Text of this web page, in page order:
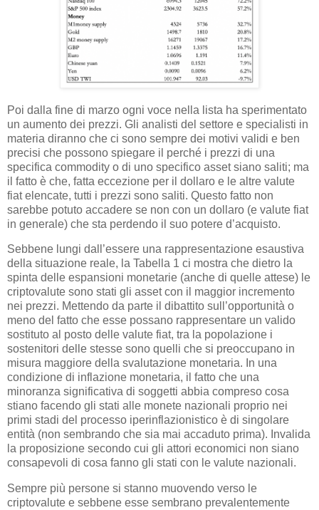
Poi dalla fine di marzo ogni voce nella lista ha sperimentato
un aumento dei prezzi. Gli analisti del settore e specialisti in
materia diranno che ci sono sempre dei motivi validi e ben
precisi che possono spiegare il perché i prezzi di una
specifica commodity o di uno specifico asset siano saliti; ma
il fatto è che, fatta eccezione per il dollaro e le altre valute
fiat elencate, tutti i prezzi sono saliti. Questo fatto non
sarebbe potuto accadere se non con un dollaro (e valute fiat
in generale) che sta perdendo il suo potere d’acquisto.
Sebbene lungi dall’essere una rappresentazione esaustiva
della situazione reale, la Tabella 1 ci mostra che dietro la
spinta delle espansioni monetarie (anche di quelle attese) le
criptovalute sono stati gli asset con il maggior incremento
nei prezzi. Mettendo da parte il dibattito sull’opportunità o
meno del fatto che esse possano rappresentare un valido
sostituto al posto delle valute fiat, tra la popolazione i
sostenitori delle stesse sono quelli che si preoccupano in
misura maggiore della svalutazione monetaria. In una
condizione di inflazione monetaria, il fatto che una
minoranza significativa di soggetti abbia compreso cosa
stiano facendo gli stati alle monete nazionali proprio nei
primi stadi del processo iperinflazionistico è di singolare
entità (non sembrando che sia mai accaduto prima). Invalida
la proposizione secondo cui gli attori economici non siano
consapevoli di cosa fanno gli stati con le valute nazionali.
Sempre più persone si stanno muovendo verso le
criptovalute e sebbene esse sembrano prevalentemente